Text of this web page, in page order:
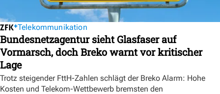
Telekommunikation
Bundesnetzagentur sieht Glasfaser auf
Vormarsch, doch Breko warnt vor kritischer
Lage
Trotz steigender FttH-Zahlen schlägt der Breko Alarm: Hohe
Kosten und Telekom-Wettbewerb bremsten den